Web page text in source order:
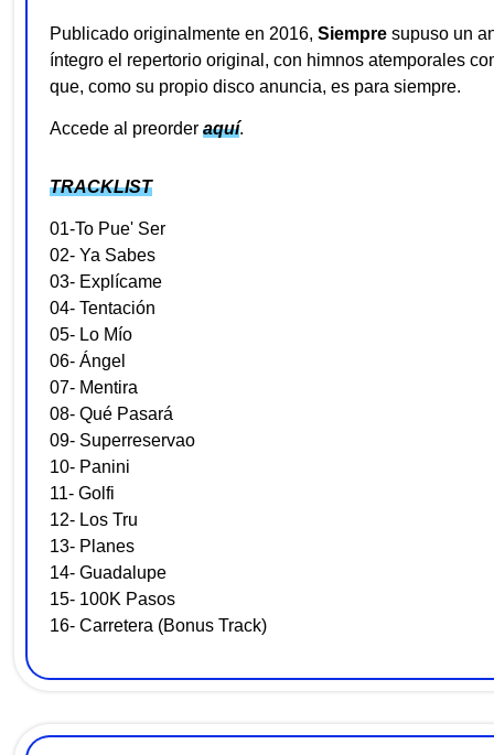
Publicado originalmente en 2016, Siempre supuso un
íntegro el repertorio original, con himnos atemporales
que, como su propio disco anuncia, es para siempre.
Accede al preorder aquí.
TRACKLIST
01-To Pue' Ser
02- Ya Sabes
03- Explícame
04- Tentación
05- Lo Mío
06- Ángel
07- Mentira
08- Qué Pasará
09- Superreservao
10- Panini
11- Golfi
12- Los Tru
13- Planes
14- Guadalupe
15- 100K Pasos
16- Carretera (Bonus Track)